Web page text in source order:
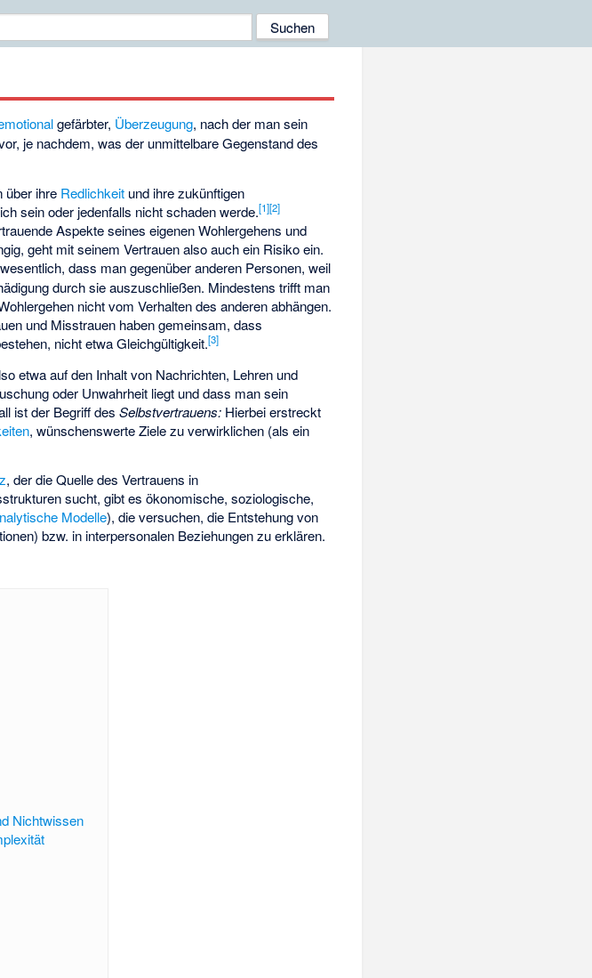
gefärbter, Überzeugung, nach der man sein
je nachdem, was der unmittelbare Gegenstand des
über ihre Redlichkeit und ihre zukünftigen
sein oder jedenfalls nicht schaden werde.[1][2]
Aspekte seines eigenen Wohlergehens und
geht mit seinem Vertrauen also auch ein Risiko ein.
dass man gegenüber anderen Personen, weil
durch sie auszuschließen. Mindestens trifft man
nicht vom Verhalten des anderen abhängen.
und Misstrauen haben gemeinsam, dass
nicht etwa Gleichgültigkeit.[3]
etwa auf den Inhalt von Nachrichten, Lehren und
oder Unwahrheit liegt und dass man sein
ist der Begriff desSelbstvertrauens: Hierbei erstreckt
, wünschenswerte Ziele zu verwirklichen (als ein
, der die Quelle des Vertrauens in
sucht, gibt es ökonomische, soziologische,
Modelle), die versuchen, die Entstehung von
bzw. in interpersonalen Beziehungen zu erklären.
Nichtwissen